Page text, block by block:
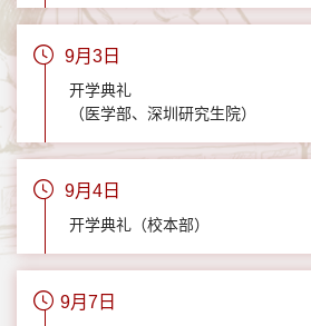
9月3日
开学典礼
（医学部、深圳研究生院）
9月4日
开学典礼（校本部）
9月7日